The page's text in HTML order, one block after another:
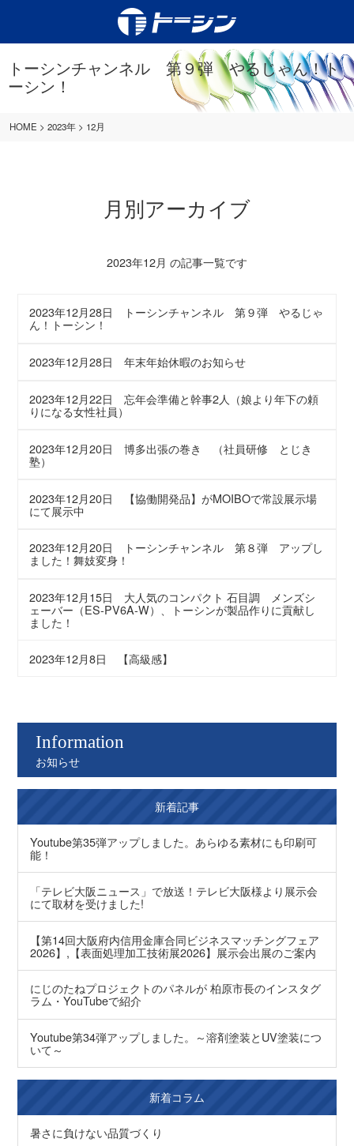
トーシンチャンネル 第９弾 やるじゃん！ト
ーシン！
HOME > 2023年> 12月
Information
お知らせ
新着記事
Youtube第35弾アップしました。あらゆる素材にも印刷可
能！
「テレビ大阪ニュース」で放送！テレビ大阪様より展示会
にて取材を受けました!
【第14回大阪府内信用金庫合同ビジネスマッチングフェア
2026】,【表面処理加工技術展2026】展示会出展のご案内
にじのたねプロジェクトのパネルが 柏原市長のインスタグ
ラム・YouTubeで紹介
Youtube第34弾アップしました。～溶剤塗装とUV塗装につ
いて～
新着コラム
暑さに負けない品質づくり
月別アーカイブ
2023年12月 の記事一覧です
2023年12月28日 トーシンチャンネル 第９弾 やるじゃ
ん！トーシン！
2023年12月28日 年末年始休暇のお知らせ
2023年12月22日 忘年会準備と幹事2人（娘より年下の頼
りになる女性社員）
2023年12月20日 博多出張の巻き （社員研修 とじき
塾）
2023年12月20日 【協働開発品】がMOIBOで常設展示場
にて展示中
2023年12月20日 トーシンチャンネル 第８弾 アップし
ました！舞妓変身！
2023年12月15日 大人気のコンパクト 石目調 メンズシ
ェーバー（ES-PV6A-W）、トーシンが製品作りに貢献し
ました！
2023年12月8日 【高級感】